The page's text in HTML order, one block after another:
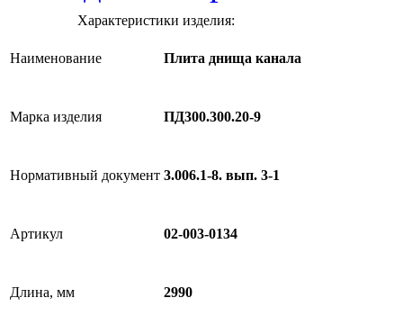
Характеристики изделия:
Наименование Плита днища канала
Марка изделия ПД300.300.20-9
Нормативный документ 3.006.1-8. вып. 3-1
Артикул 02-003-0134
Длина, мм 2990